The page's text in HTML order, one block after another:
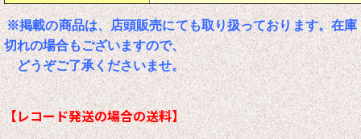
※掲載の商品は、店頭販売にても取り扱っております。在庫
切れの場合もございますので、
どうぞご了承くださいませ。
【レコード発送の場合の送料】